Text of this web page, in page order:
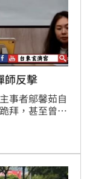
師反擊
事者鄔馨茹自
拜，甚至曾自
「搖滾宮
想。如今尬電